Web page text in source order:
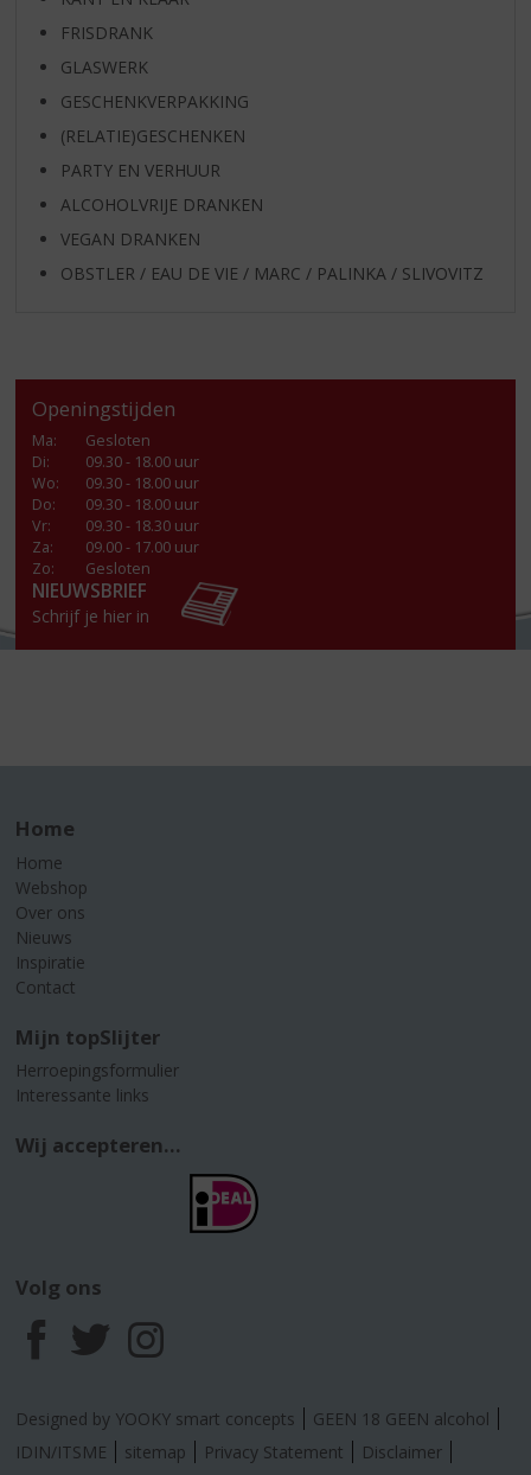
FRISDRANK
GLASWERK
GESCHENKVERPAKKING
(RELATIE)GESCHENKEN
PARTY EN VERHUUR
ALCOHOLVRIJE DRANKEN
VEGAN DRANKEN
OBSTLER / EAU DE VIE / MARC / PALINKA / SLIVOVITZ
Openingstijden
Ma:
Gesloten
Di:
09.30 - 18.00 uur
Wo:
09.30 - 18.00 uur
Do:
09.30 - 18.00 uur
Vr:
09.30 - 18.30 uur
Za:
09.00 - 17.00 uur
Zo:
Gesloten
NIEUWSBRIEF
Schrijf je hier in
Home
Home
Webshop
Over ons
Nieuws
Inspiratie
Contact
Mijn topSlijter
Herroepingsformulier
Interessante links
Wij accepteren...
Volg ons
F
a
c
T
w
i
I
n
s
Designed by YOOKY smart concepts
GEEN 18 GEEN alcohol
IDIN/ITSME
sitemap Privacy Statement
Disclaimer